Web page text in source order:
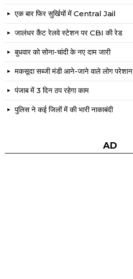
एक बार फिर सुर्खियों में Central Jail
जालंधर कैंट रेलवे स्टेशन पर CBI की रेड
बुधवार को सोना-चांदी के नए दाम जारी
मकसूदा सब्जी मंडी आने-जाने वाले लोग परेशान
पंजाब में 3 दिन ठप रहेगा काम
पुलिस ने कई जिलों में की भारी नाकाबंदी
AD